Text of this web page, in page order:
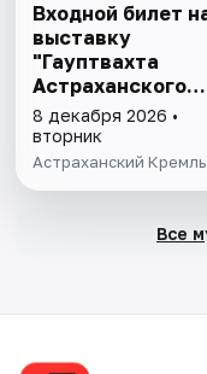
Входной билет
выставку
"Гауптвахта
Астраханского
гарнизона. XIX в."
8 декабря 2026 •
вторник
Астраханский Кремль
Все